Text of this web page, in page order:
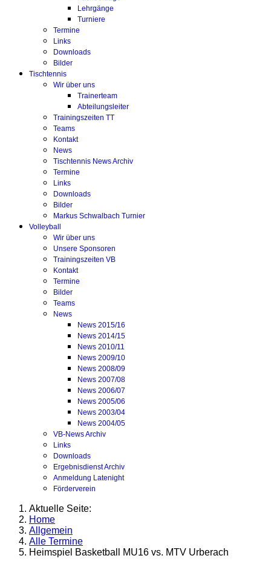
Lehrgänge
Turniere
Termine
Links
Downloads
Bilder
Tischtennis
Wir über uns
Trainerteam
Abteilungsleiter
Trainingszeiten TT
Teams
Kontakt
News
Tischtennis News Archiv
Termine
Links
Downloads
Bilder
Markus Schwalbach Turnier
Volleyball
Wir über uns
Unsere Sponsoren
Trainingszeiten VB
Kontakt
Termine
Bilder
Teams
News
News 2015/16
News 2014/15
News 2010/11
News 2009/10
News 2008/09
News 2007/08
News 2006/07
News 2005/06
News 2003/04
News 2004/05
VB-News Archiv
Links
Downloads
Ergebnisdienst Archiv
Anmeldung Latenight
Förderverein
Aktuelle Seite:
Home
Allgemein
Alle Termine
Heimspiel Basketball MU16 vs. MTV Urberach